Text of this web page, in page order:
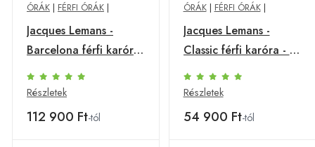
ÓRÁK | FÉRFI ÓRÁK |
Jacques Lemans -
Barcelona férfi karóra
- 42-2F
Részletek
112 900 Ft-tól
ÓRÁK| FÉRFI ÓRÁK|
Jacques Lemans -
Classic férfi karóra - 1-
2187A
Részletek
54 900 Ft-tól